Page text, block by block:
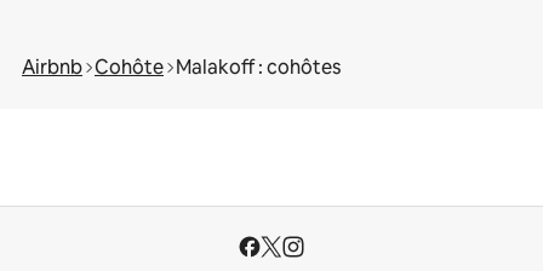
Airbnb Cohôte Malakoff : cohôtes